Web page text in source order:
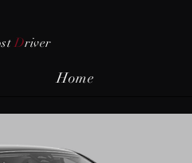
Driver
Home